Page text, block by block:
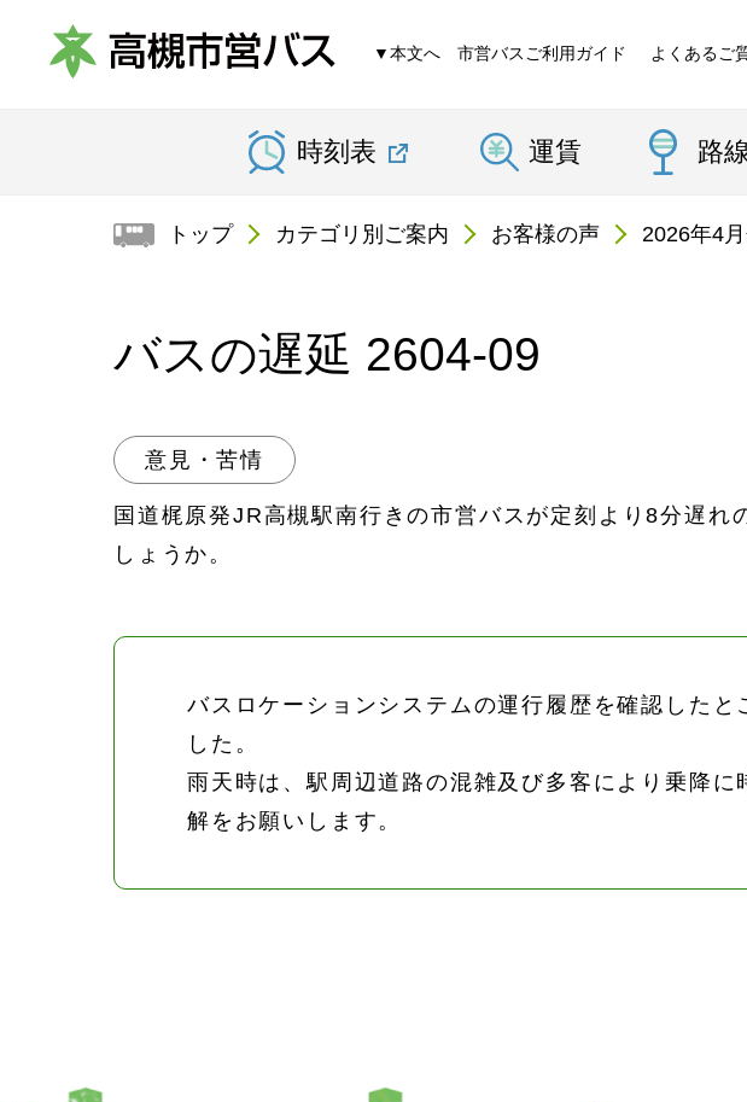
槻
市
バ
ス
▼本文へ 市営バスご利用ガイド よくあるご
時刻表 運賃 路
トップ カテゴリ別ご案内 お客様の声 2026年4
バスの遅延 2604-09
意見・苦情
国道梶原発JR高槻駅南行きの市営バスが定刻より8分遅
しょうか。
バスロケーションシステムの運行履歴を確認した
した。
雨天時は、駅周辺道路の混雑及び多客により乗降
解をお願いします。